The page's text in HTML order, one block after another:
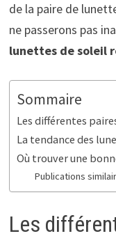
de la paire de
ne passerons pas
lunettes de soleil
Sommaire
Les différentes
La tendance des
Où trouver une
Publications
Les